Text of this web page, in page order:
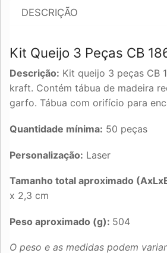
DESCRIÇÃO
Kit Queijo 3 Peças CB
Descrição: Kit queijo 3 peças CB
kraft. Contém tábua de madeira
garfo. Tábua com orifício para
Quantidade mínima: 50 peças
Personalização: Laser
Tamanho total aproximado
x 2,3 cm
Peso aproximado (g): 504
O peso e as medidas podem